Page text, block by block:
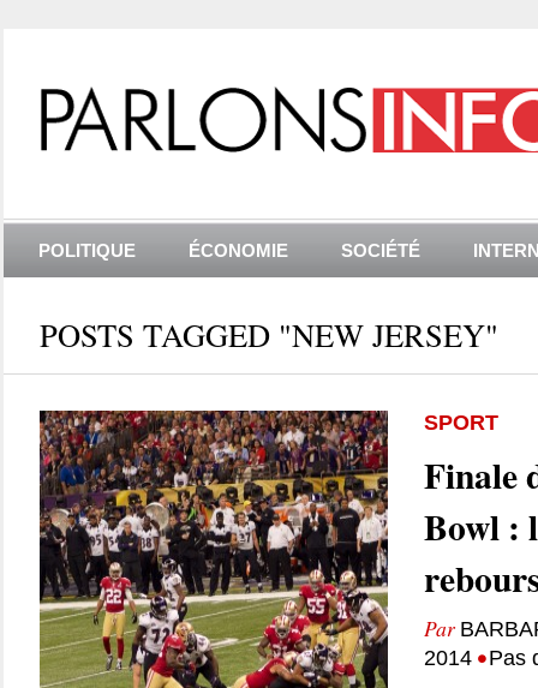
POLITIQUE ÉCONOMIE SOCIÉTÉ
POSTS TAGGED "NEW JERSEY"
SPORT
Finale
Bowl :
Par
2014 •Pas